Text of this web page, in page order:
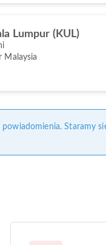
Lumpur (KUL)
Malaysia
Staramy